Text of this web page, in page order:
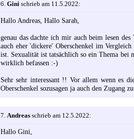
6. Gini schrieb am 11.5.2022:
Hallo Andreas, Hallo Sarah,
genau das dachte ich mir auch beim lesen
auch eher 'dickere' Oberschenkel im
ist. Sexualität ist tatsächlich so ein Thema bei
wirklich befassen :-)
Sehr sehr interessant !! Vor allem wenn es
Oberschenkel sozusagen ja auch den Zugang
7. Andreas schrieb am 12.5.2022:
Hallo Gini,